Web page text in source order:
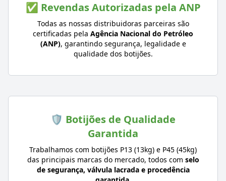
✅ Revendas Autorizadas pela ANP
Todas as nossas distribuidoras parceiras são
certificadas pela Agência Nacional do Petróleo
(ANP), garantindo segurança, legalidade e
qualidade dos botijões.
🛡️ Botijões de Qualidade
Garantida
Trabalhamos com botijões P13 (13kg) e P45 (45kg)
das principais marcas do mercado, todos com selo
de segurança, válvula lacrada e procedência